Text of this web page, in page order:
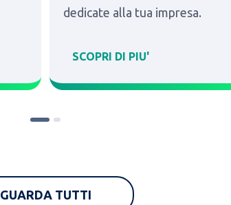
dedicate alla tua impresa.
SCOPRI DI PIU'
GUARDA TUTTI